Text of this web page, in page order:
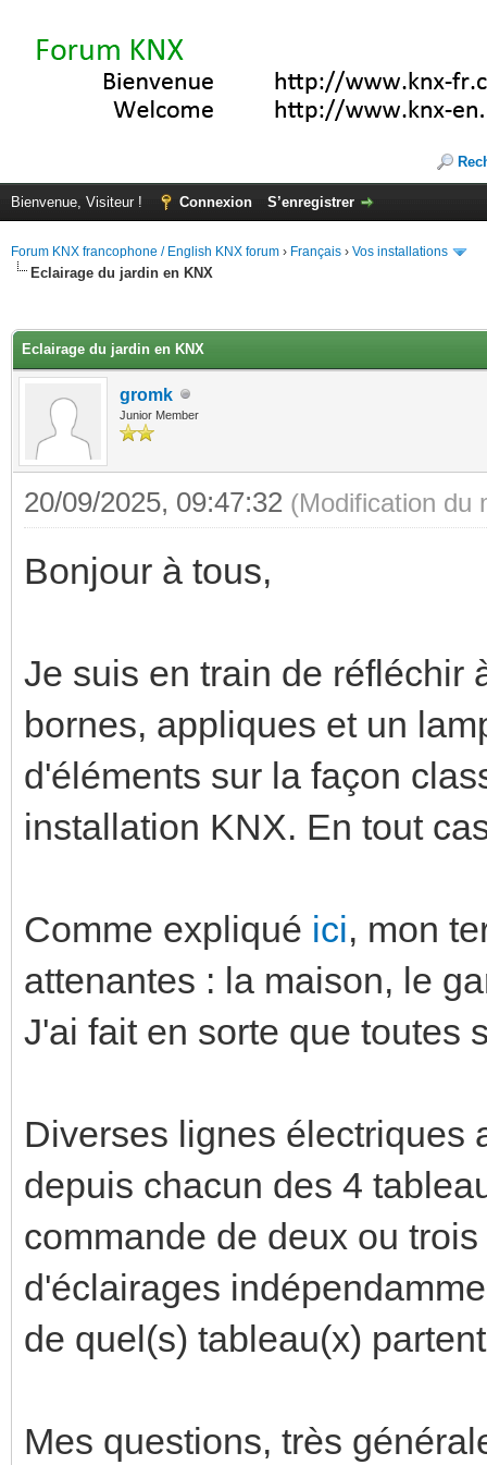
Bienvenue, Visiteur ! Connexion S’enregistrer
Forum KNX francophone / English KNX forum › Français › Vos installations
Eclairage du jardin en KNX
Eclairage du jardin en KNX
gromk
Junior Member
20/09/2025, 09:47:32 (Modification du
Bonjour à tous,
Je suis en train de réfléchir
bornes, appliques et un
d'éléments sur la façon
installation KNX. En tout
Comme expliqué ici, mon
attenantes : la maison, le
J'ai fait en sorte que toutes
Diverses lignes électriques
depuis chacun des 4
commande de deux ou
d'éclairages
de quel(s) tableau(x)
Mes questions, très